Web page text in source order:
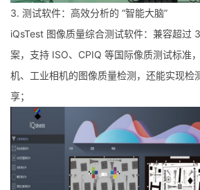
3. 测试软件：高效分析的 “智能大脑”
iQsTest 图像质量综合测试软件：兼容超过
案，支持 ISO、CPIQ 等国际像质测试标准
机、工业相机的图像质量检测，还能实现检
享；